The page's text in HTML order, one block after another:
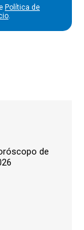
Política de
.
de